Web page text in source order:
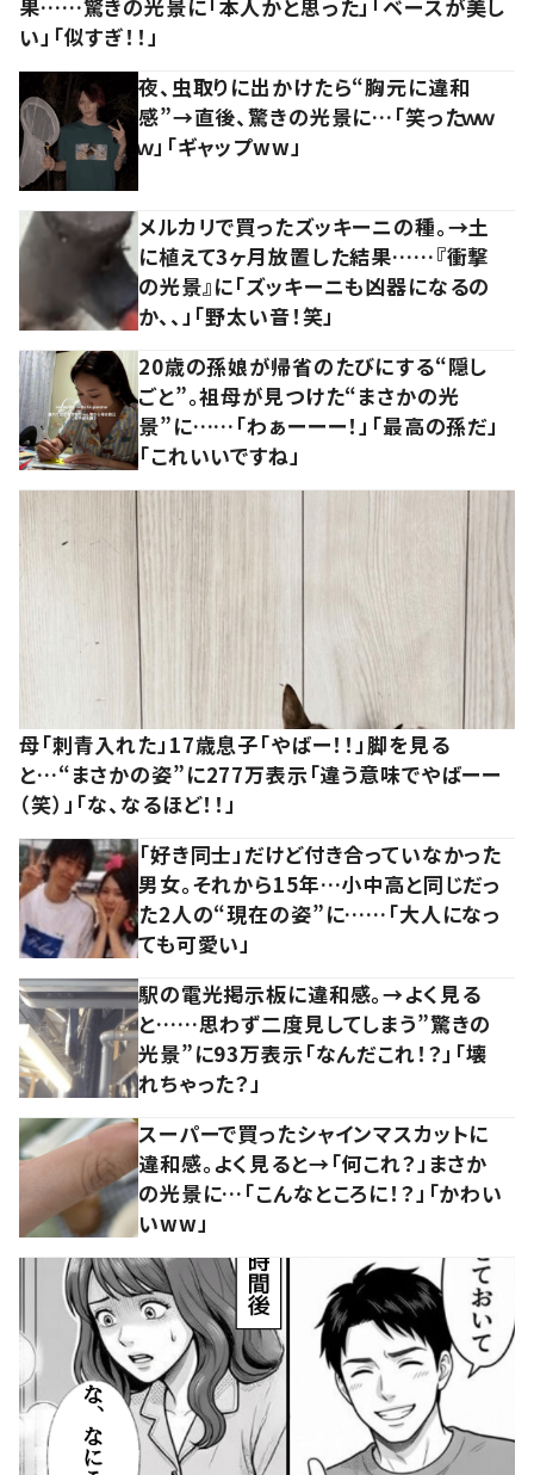
果……驚きの光景に「本人かと思った」「ベースが美し
い」「似すぎ！！」
夜、虫取りに出かけたら“胸元に違和
感”→直後、驚きの光景に…「笑ったｗｗ
ｗ」「ギャップww」
メルカリで買ったズッキーニの種。→土
に植えて3ヶ月放置した結果……『衝撃
の光景』に「ズッキーニも凶器になるの
か、、」「野太い音！笑」
20歳の孫娘が帰省のたびにする“隠し
ごと”。祖母が見つけた“まさかの光
景”に……「わぁーーー！」「最高の孫だ」
「これいいですね」
母「刺青入れた」17歳息子「やばー！！」脚を見る
と…“まさかの姿”に277万表示「違う意味でやばーー
（笑）」「な、なるほど！！」
「好き同士」だけど付き合っていなかった
男女。それから15年…小中高と同じだっ
た2人の“現在の姿”に……「大人になっ
ても可愛い」
駅の電光掲示板に違和感。→よく見る
と……思わず二度見してしまう”驚きの
光景”に93万表示「なんだこれ！？」「壊
れちゃった？」
スーパーで買ったシャインマスカットに
違和感。よく見ると→「何これ？」まさか
の光景に…「こんなところに！？」「かわい
いww」